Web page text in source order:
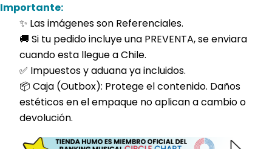
Importante:
✨ Las imágenes son Referenciales.
🚚 Si tu pedido incluye una PREVENTA, se enviara
cuando esta llegue a Chile.
✅ Impuestos y aduana ya incluidos.
📦 Caja (Outbox): Protege el contenido. Daños
estéticos en el empaque no aplican a cambio o
devolución.